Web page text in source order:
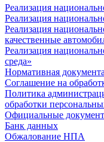
Реализация
Реализация
Реализация
качественные
Реализация
среда»
Нормативная
Соглашение на
Политика
обработки
Официальные
Банк данных
Обжалование НПА